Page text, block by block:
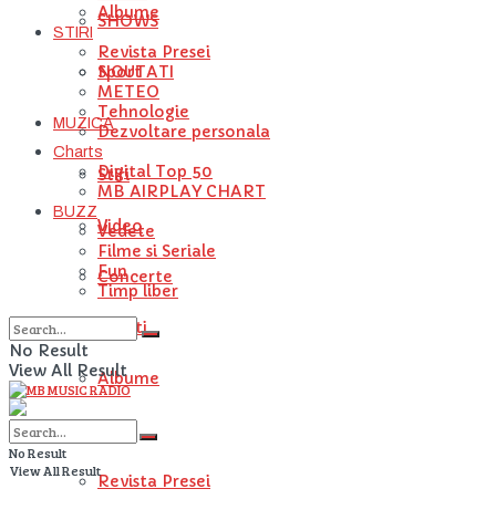
SHOWS
NOUTATI
MUZICA
Stiri
Video
Concerte
Artisti
Albume
STIRI
Revista Presei
Albume
STIRI
Revista Presei
Sport
METEO
Tehnologie
Dezvoltare personala
Charts
Digital Top 50
MB AIRPLAY CHART
BUZZ
Vedete
Filme si Seriale
Fun
Timp liber
No Result
View All Result
No Result
View All Result